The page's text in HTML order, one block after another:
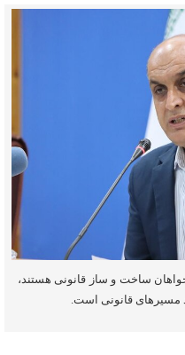
ساخت‌ و ساز قانونی هستند،
مسیرهای قانونی است.